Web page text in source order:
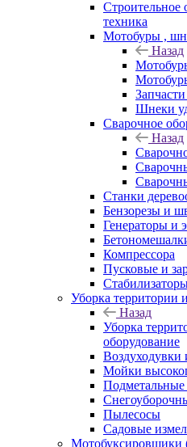
Строительное
техника
Мотобуры ,
Назад
Шнеки
Сварочное
Назад
Станки
Бензорезы и
Генераторы и
Компрессора
Пусковые и
Уборка территории
Назад
Уборка
оборудование
Воздуходувки
Мойки
Пылесосы
Садовые
Мотобуксировщики